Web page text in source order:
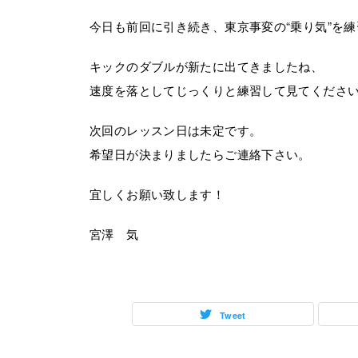
今日も前回に引き続き、東京事変の“乗り気”を練
キックのダブルが新たに出てきましたね、
速度を落としてじっくりと練習して見てください
次回のレッスン日は未定です。
希望日が決まりましたらご連絡下さい。
宜しくお願い致します！
宮澤 気
Tweet